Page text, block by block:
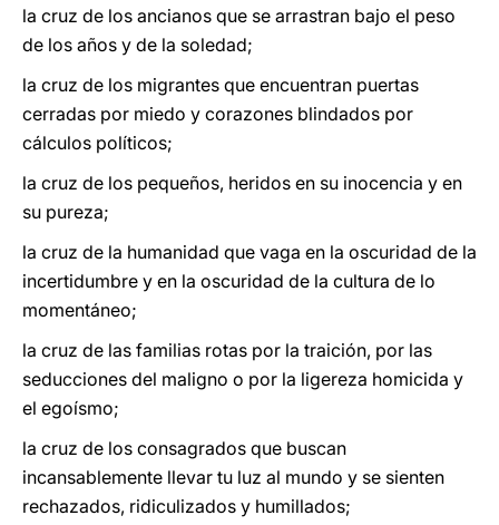
la cruz de los ancianos que se arrastran bajo el peso
de los años y de la soledad;
la cruz de los migrantes que encuentran puertas
cerradas por miedo y corazones blindados por
cálculos políticos;
la cruz de los pequeños, heridos en su inocencia y en
su pureza;
la cruz de la humanidad que vaga en la oscuridad de la
incertidumbre y en la oscuridad de la cultura de lo
momentáneo;
la cruz de las familias rotas por la traición, por las
seducciones del maligno o por la ligereza homicida y
el egoísmo;
la cruz de los consagrados que buscan
incansablemente llevar tu luz al mundo y se sienten
rechazados, ridiculizados y humillados;